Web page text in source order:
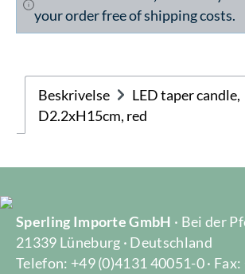
your order free of shipping costs.
Beskrivelse
LED taper candle,
D2.2xH15cm, red
Sperling Importe GmbH · Bei der
21339 Lüneburg · Deutschland
Telefon: +49 (0)4131 40051-0 · Fax: